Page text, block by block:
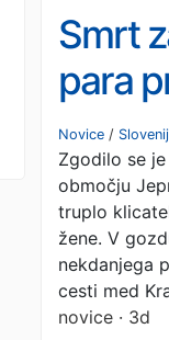
Smrt
para
pred
Novice /
Zgodilo se
območju
truplo
žene. V
nekdanjega
cesti med
novice · 3d